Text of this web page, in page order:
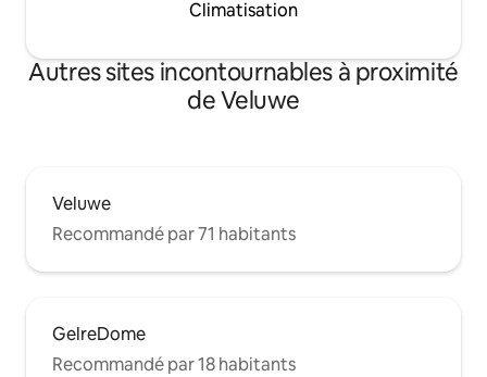
Climatisation
Autres sites incontournables à proximité
de Veluwe
Veluwe
Recommandé par 71 habitants
GelreDome
Recommandé par 18 habitants